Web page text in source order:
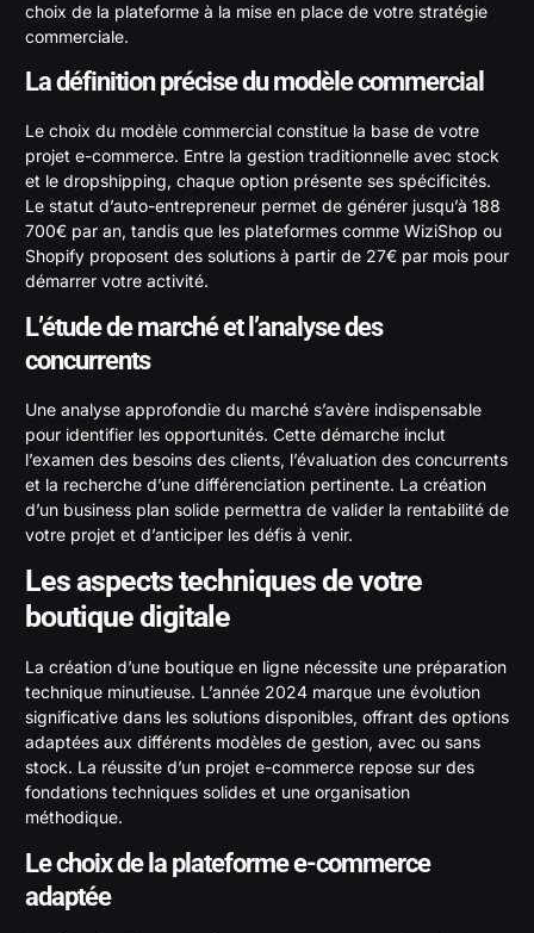
choix de la plateforme à la mise en place de votre stratégie
commerciale.
La définition précise du modèle commercial
Le choix du modèle commercial constitue la base de votre
projet e-commerce. Entre la gestion traditionnelle avec stock
et le dropshipping, chaque option présente ses spécificités.
Le statut d’auto-entrepreneur permet de générer jusqu’à 188
700€ par an, tandis que les plateformes comme WiziShop ou
Shopify proposent des solutions à partir de 27€ par mois pour
démarrer votre activité.
L’étude de marché et l’analyse des
concurrents
Une analyse approfondie du marché s’avère indispensable
pour identifier les opportunités. Cette démarche inclut
l’examen des besoins des clients, l’évaluation des concurrents
et la recherche d’une différenciation pertinente. La création
d’un business plan solide permettra de valider la rentabilité de
votre projet et d’anticiper les défis à venir.
Les aspects techniques de votre
boutique digitale
La création d’une boutique en ligne nécessite une préparation
technique minutieuse. L’année 2024 marque une évolution
significative dans les solutions disponibles, offrant des options
adaptées aux différents modèles de gestion, avec ou sans
stock. La réussite d’un projet e-commerce repose sur des
fondations techniques solides et une organisation
méthodique.
Le choix de la plateforme e-commerce
adaptée